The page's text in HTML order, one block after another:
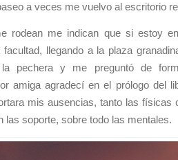
a veces me vuelvo al escritorio
rodean me indican que si estoy
llegando a la plaza
pechera y me preguntó de
amiga agradecí en el prólogo del
mis ausencias, tanto las físicas
las soporte, sobre todo las mentales.